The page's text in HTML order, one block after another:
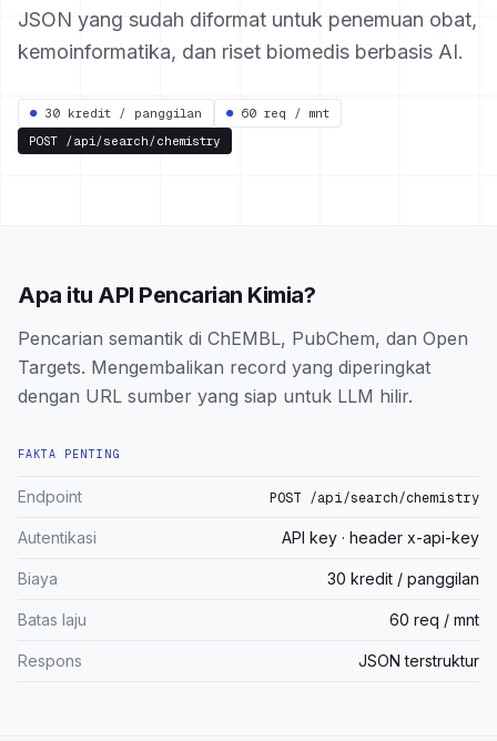
JSON yang sudah diformat untuk penemuan obat,
kemoinformatika, dan riset biomedis berbasis AI.
● 30 kredit / panggilan ● 60 req / mnt
POST /api/search/chemistry
Apa itu API Pencarian Kimia?
Pencarian semantik di ChEMBL, PubChem, dan Open
Targets. Mengembalikan record yang diperingkat
dengan URL sumber yang siap untuk LLM hilir.
FAKTA PENTING
Endpoint POST /api/search/chemistry
Autentikasi API key · header x-api-key
Biaya 30 kredit / panggilan
Batas laju 60 req / mnt
Respons JSON terstruktur